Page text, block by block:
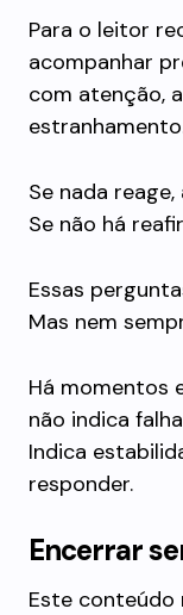
Para o leitor
acompanhar
com atenção,
Se nada
Se não há
Essas
Mas nem
Há momentos
não indica
Indica
responder.
Encerrar
Este